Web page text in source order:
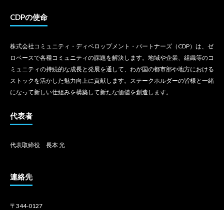
CDPの使命
株式会社コミュニティ・ディベロップメント・パートナーズ（CDP）は、ゼ
ロベースで各種コミュニティの課題を解決します。地域や企業、組織等のコ
ミュニティの持続的な成長と発展を通して、わが国の都市部や地方における
ストックを活かした魅力向上に貢献します。ステークホルダーの皆様と一緒
になって新しい仕組みを構築して新たな価値を創造します。
代表者
代表取締役 長本 光
連絡先
〒344-0127